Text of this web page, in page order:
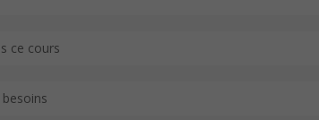
ce cours